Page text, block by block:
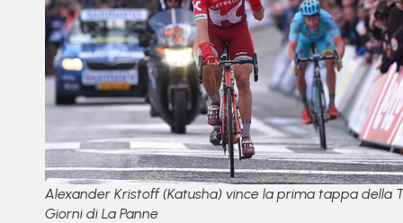
Alexander Kristoff (Katusha) vince la prima tappa della
Giorni di La Panne